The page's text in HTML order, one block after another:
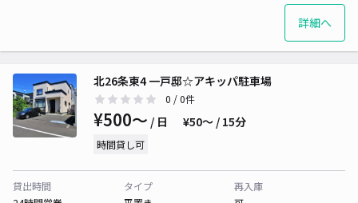
詳細へ
北26条東4 一戸邸☆アキッパ駐車場
0 / 0件
¥500〜 / 日 ¥50〜 / 15分
時間貸し可
貸出時間
タイプ
再入庫